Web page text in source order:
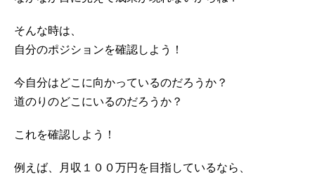
そんな時は、
自分のポジションを確認しよう！
今自分はどこに向かっているのだろうか？
道のりのどこにいるのだろうか？
これを確認しよう！
例えば、月収１００万円を目指しているなら、